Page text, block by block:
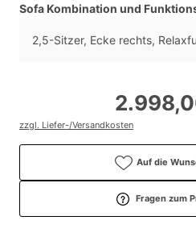
Sofa Kombination und
2,5-Sitzer, Ecke rechts,
zzgl. Liefer-/Versandkosten
Auf die
Fragen zum